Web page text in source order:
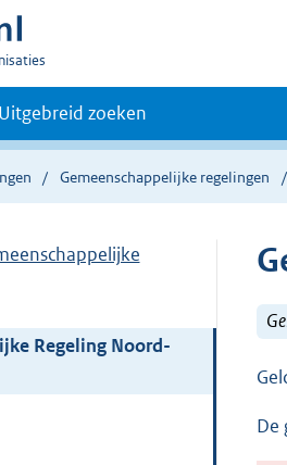
Uitgebreid zoeken
Gemeenschappelijke regelingen
Regeling Noord-
De